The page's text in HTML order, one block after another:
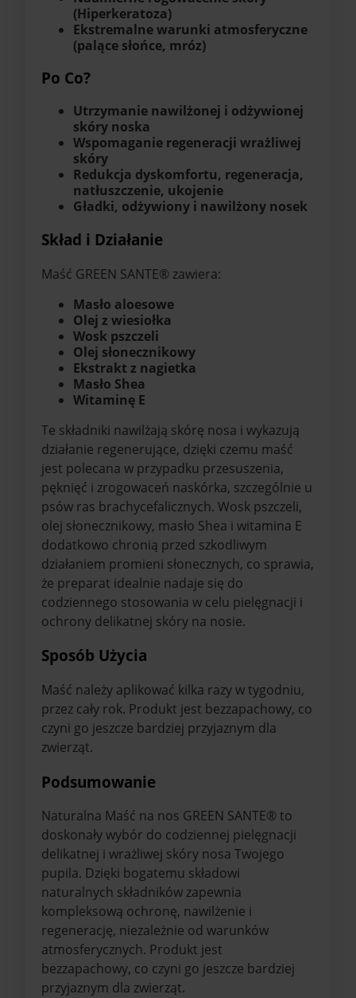
(Hiperkeratoza)
Ekstremalne warunki atmosferyczne
(palące słońce, mróz)
Po Co?
Utrzymanie nawilżonej i odżywionej
skóry noska
Wspomaganie regeneracji wrażliwej
skóry
Redukcja dyskomfortu, regeneracja,
natłuszczenie, ukojenie
Gładki, odżywiony i nawilżony nosek
Skład i Działanie
Maść GREEN SANTE® zawiera:
Masło aloesowe
Olej z wiesiołka
Wosk pszczeli
Olej słonecznikowy
Ekstrakt z nagietka
Masło Shea
Witaminę E
Te składniki nawilżają skórę nosa i wykazują
działanie regenerujące, dzięki czemu maść
jest polecana w przypadku przesuszenia,
pęknięć i zrogowaceń naskórka, szczególnie u
psów ras brachycefalicznych. Wosk pszczeli,
olej słonecznikowy, masło Shea i witamina E
dodatkowo chronią przed szkodliwym
działaniem promieni słonecznych, co sprawia,
że preparat idealnie nadaje się do
codziennego stosowania w celu pielęgnacji i
ochrony delikatnej skóry na nosie.
Sposób Użycia
Maść należy aplikować kilka razy w tygodniu,
przez cały rok. Produkt jest bezzapachowy, co
czyni go jeszcze bardziej przyjaznym dla
zwierząt.
Podsumowanie
Naturalna Maść na nos GREEN SANTE® to
doskonały wybór do codziennej pielęgnacji
delikatnej i wrażliwej skóry nosa Twojego
pupila. Dzięki bogatemu składowi
naturalnych składników zapewnia
kompleksową ochronę, nawilżenie i
regenerację, niezależnie od warunków
atmosferycznych. Produkt jest
bezzapachowy, co czyni go jeszcze bardziej
przyjaznym dla zwierząt.